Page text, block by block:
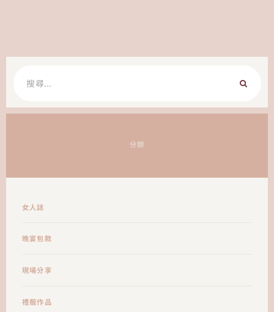
鍵
分類
女人誌
晚宴包款
現場分享
禮服作品